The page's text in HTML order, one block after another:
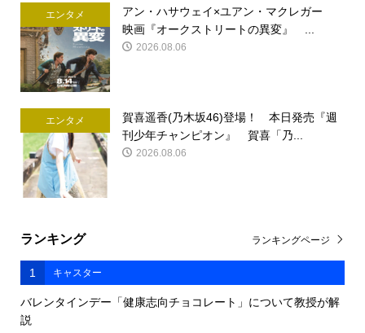
エンタメ
アン・ハサウェイ×ユアン・マクレガー
映画『オークストリートの異変』 ...
2026.08.06
エンタメ
賀喜遥香(乃木坂46)登場！ 本日発売『週
刊少年チャンピオン』 賀喜「乃...
2026.08.06
ランキング
1 キャスター
バレンタインデー「健康志向チョコレート」について教授が解
説
ランキングページ